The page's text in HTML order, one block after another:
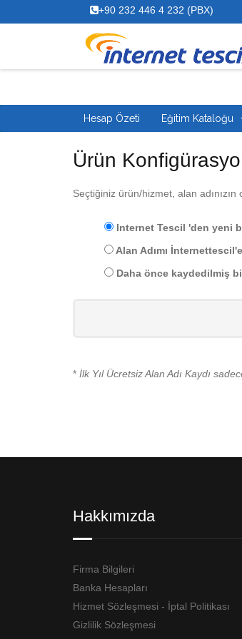
+90 232 446 4 232 (PBX)
Hesap Özeti Eğitim Kataloğu
Ürün
Seçtiğiniz ürün/hizmet, alan
Internet Tescil 'den yeni
Alan Adımı
Daha önce kaydedilmiş
* İlk Yıl Ücretsiz Alan Adı Kaydı
Hakkımızda
Firma Bilgileri
Banka Hesapları
Hizmet Sözleşmesi - İptal Politikası
Gizlilik Sözleşmesi